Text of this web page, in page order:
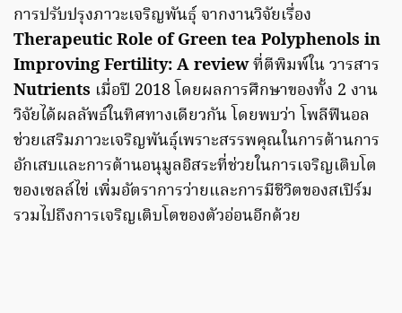
การปรับปรุงภาวะเจริญพันธุ์ จากงานวิจัยเรื่อง
Therapeutic Role of Green tea Polyphenols in
Improving Fertility: A reviewที่ตีพิมพ์ใน วารสาร
Nutrients เมื่อปี 2018 โดยผลการศึกษาของทั้ง 2 งาน
วิจัยได้ผลลัพธ์ในทิศทางเดียวกัน โดยพบว่า โพลีฟีนอล
ช่วยเสริมภาวะเจริญพันธุ์เพราะสรรพคุณในการต้านการ
อักเสบและการต้านอนุมูลอิสระที่ช่วยในการเจริญเติบโต
ของเซลล์ไข่ เพิ่มอัตราการว่ายและการมีชีวิตของสเปิร์ม
รวมไปถึงการเจริญเติบโตของตัวอ่อนอีกด้วย